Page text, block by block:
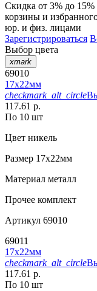
Скидка от 3% до 15%
корзины и
юр. и физ. лицами
Зарегистрироваться
Выбор цвета
xmark
69010
17х22мм
checkmark_alt_circle
117.61 р.
По 10 шт
Цвет никель
Размер 17х22мм
Материал металл
Прочее комплект
Артикул 69010
69011
17х22мм
checkmark_alt_circle
117.61 р.
По 10 шт